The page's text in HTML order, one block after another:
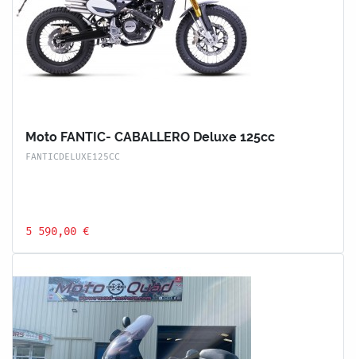
Moto FANTIC- CABALLERO Deluxe 125cc
FANTICDELUXE125CC
5 590,00 €